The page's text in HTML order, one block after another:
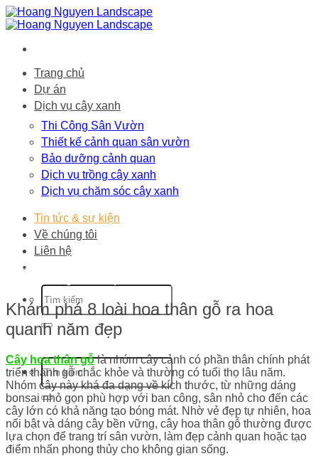
Bỏ
qua
dung
Trang chủ
Dự án
Dịch vụ cây xanh
Thi Công Sân Vườn
Thiết kế cảnh quan sân vườn
Bảo dưỡng cảnh quan
Dịch vụ trồng cây xanh
Dịch vụ chăm sóc cây xanh
Tin tức & sự kiện
Về chúng tôi
Liên hệ
Trang chủ
Khám phá 8 loài hoa thân gỗ ra hoa
quanh năm đẹp
Cây hoa thân gỗlà nhóm cây cảnh có phần thân chính phát
triển thành gỗ chắc khỏe và thường có tuổi thọ lâu năm.
Nhóm cây này khá đa dạng về kích thước, từ những dáng
bonsai nhỏ gọn phù hợp với ban công, sân nhỏ cho đến các
cây lớn có khả năng tạo bóng mát. Nhờ vẻ đẹp tự nhiên, hoa
nổi bật và dáng cây bền vững, cây hoa thân gỗ thường được
lựa chọn để trang trí sân vườn, làm đẹp cảnh quan hoặc tạo
điểm nhấn phong thủy cho không gian sống.